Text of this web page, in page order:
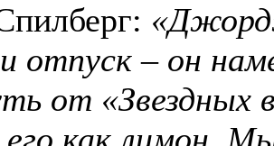
отпуск – он
от «Звездных